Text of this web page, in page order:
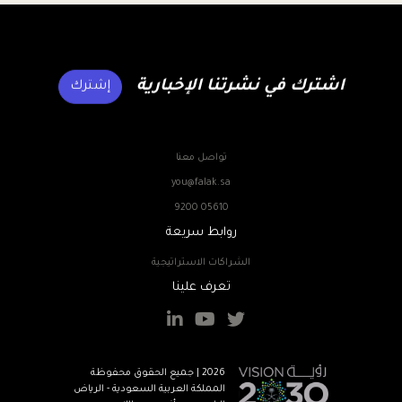
اشترك في نشرتنا الإخبارية إشترك
تواصل معنا
you@falak.sa
9200 05610
روابط سريعة
الشراكات الاستراتيجية
تعرف علينا
2026 | جميع الحقوق محفوظة
المملكة العربية السعودية - الرياض